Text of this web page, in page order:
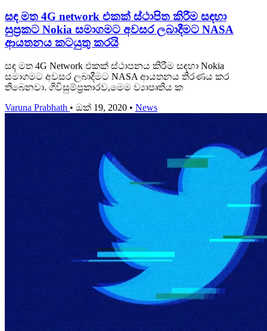
සඳ මත 4G network එකක් ස්ථාපිත කිරීම සඳහා
සුප්‍රකට Nokia සමාගමට අවසර ලබාදීමට NASA
ආයතනය කටයුතු කරයි
සඳ මත 4G Network එකක් ස්ථාපනය කිරීම සඳහා Nokia
සමාගමට අවසර ලබාදීමට NASA ආයතනය තීරණය කර
තිබෙනවා. ගිවිසුම්ප්‍රකාරව,මෙම ව්‍යාපෘතිය ක
Varuna Prabhath • ඔක් 19, 2020 • News